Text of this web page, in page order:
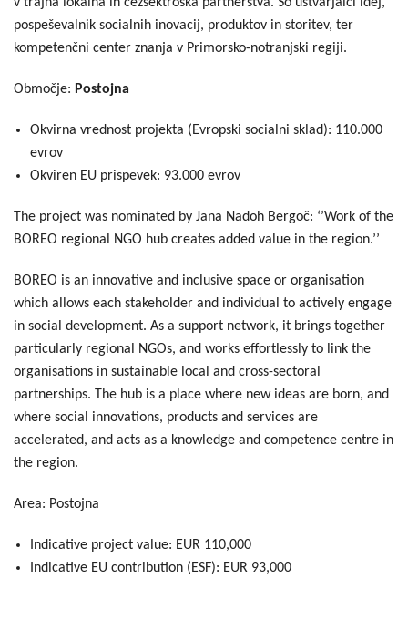
v trajna lokalna in čezsektroska partnerstva. So ustvarjalci idej,
pospeševalnik socialnih inovacij, produktov in storitev, ter
kompetenčni center znanja v Primorsko-notranjski regiji.
Območje: Postojna
Okvirna vrednost projekta (Evropski socialni sklad): 110.000
evrov
Okviren EU prispevek: 93.000 evrov
The project was nominated by Jana Nadoh Bergoč: ‘’Work of the
BOREO regional NGO hub creates added value in the region.’’
BOREO is an innovative and inclusive space or organisation
which allows each stakeholder and individual to actively engage
in social development. As a support network, it brings together
particularly regional NGOs, and works effortlessly to link the
organisations in sustainable local and cross-sectoral
partnerships. The hub is a place where new ideas are born, and
where social innovations, products and services are
accelerated, and acts as a knowledge and competence centre in
the region.
Area: Postojna
Indicative project value: EUR 110,000
Indicative EU contribution (ESF): EUR 93,000